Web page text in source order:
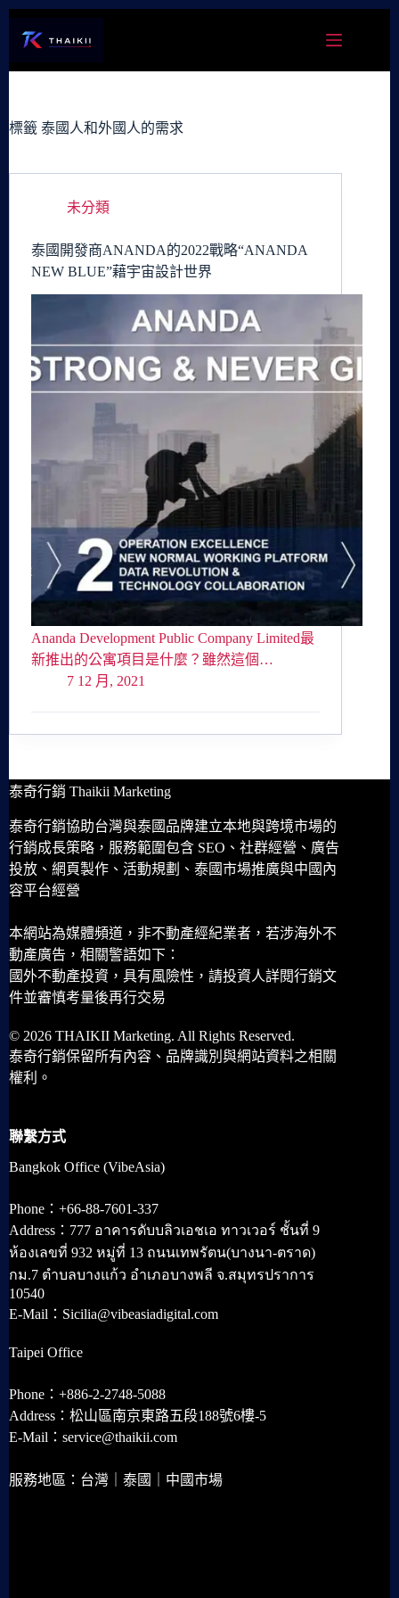
容
標籤 泰國人和外國人的需求
未分類
泰國開發商ANANDA的2022戰略“ANANDA
NEW BLUE”藉宇宙設計世界
Ananda Development Public Company Limited最
新推出的公寓項目是什麼？雖然這個…
7 12 月, 2021
泰奇行銷 Thaikii Marketing
泰奇行銷協助台灣與泰國品牌建立本地與跨境市場的
行銷成長策略，服務範圍包含 SEO、社群經營、廣告
投放、網頁製作、活動規劃、泰國市場推廣與中國內
容平台經營
本網站為媒體頻道，非不動產經紀業者，若涉海外不
動產廣告，相關警語如下：
國外不動產投資，具有風險性，請投資人詳閱行銷文
件並審慎考量後再行交易
© 2026 THAIKII Marketing. All Rights Reserved.
泰奇行銷保留所有內容、品牌識別與網站資料之相關
權利。
聯繫方式
Bangkok Office (VibeAsia)
Phone：+66-88-7601-337
Address：777 อาคารดับบลิวเอชเอ ทาวเวอร์ ชั้นที่ 9
ห้องเลขที่ 932 หมู่ที่ 13 ถนนเทพรัตน(บางนา-ตราด)
กม.7 ตำบลบางแก้ว อำเภอบางพลี จ.สมุทรปราการ
10540
E-Mail：Sicilia@vibeasiadigital.com
Taipei Office
Phone：+886-2-2748-5088
Address：松山區南京東路五段188號6樓-5
E-Mail：service@thaikii.com
服務地區：台灣｜泰國｜中國市場